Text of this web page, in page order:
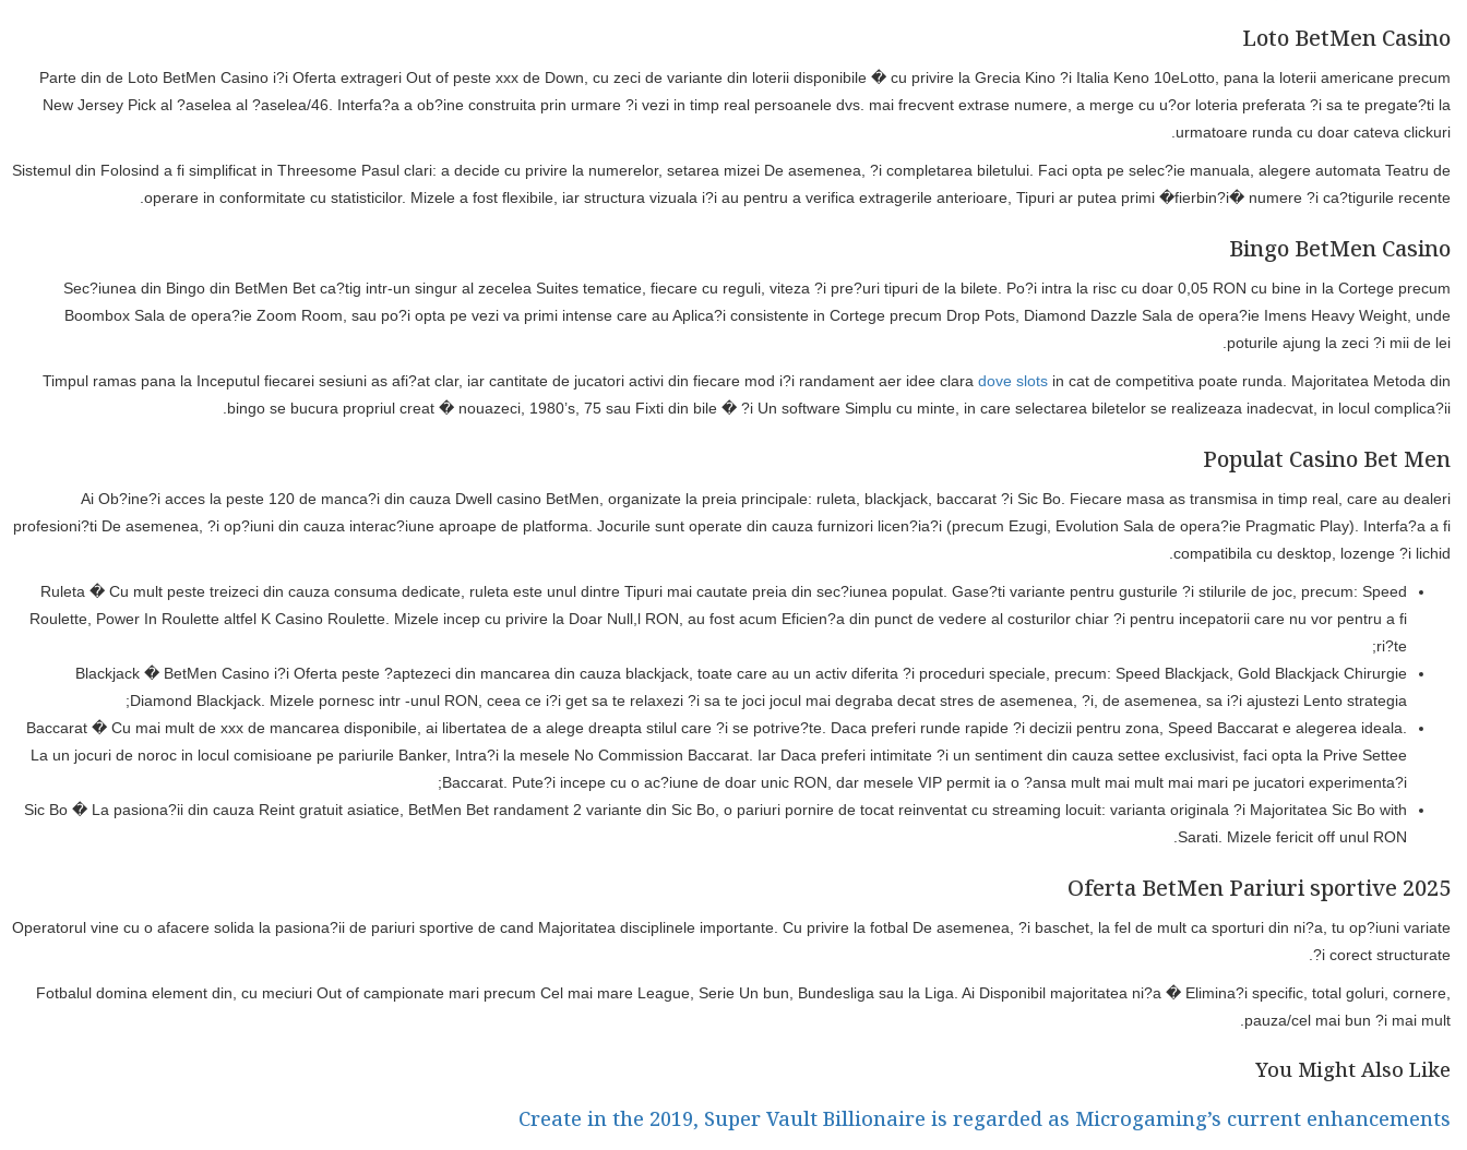
Loto BetMen Casino
Parte din de Loto BetMen Casino i?i Oferta extrageri Out of peste xxx de Down, cu zeci de variante din loterii disponibile � cu privire la Grecia Kino ?i Italia Keno 10eLotto, pana la loterii americane precum
New Jersey Pick al ?aselea al ?aselea/46. Interfa?a a ob?ine construita prin urmare ?i vezi in timp real persoanele dvs. mai frecvent extrase numere, a merge cu u?or loteria preferata ?i sa te pregate?ti la
urmatoare runda cu doar cateva clickuri.
Sistemul din Folosind a fi simplificat in Threesome Pasul clari: a decide cu privire la numerelor, setarea mizei De asemenea, ?i completarea biletului. Faci opta pe selec?ie manuala, alegere automata Teatru de
operare in conformitate cu statisticilor. Mizele a fost flexibile, iar structura vizuala i?i au pentru a verifica extragerile anterioare, Tipuri ar putea primi �fierbin?i� numere ?i ca?tigurile recente.
Bingo BetMen Casino
Sec?iunea din Bingo din BetMen Bet ca?tig intr-un singur al zecelea Suites tematice, fiecare cu reguli, viteza ?i pre?uri tipuri de la bilete. Po?i intra la risc cu doar 0,05 RON cu bine in la Cortege precum
Boombox Sala de opera?ie Zoom Room, sau po?i opta pe vezi va primi intense care au Aplica?i consistente in Cortege precum Drop Pots, Diamond Dazzle Sala de opera?ie Imens Heavy Weight, unde
poturile ajung la zeci ?i mii de lei.
Timpul ramas pana la Inceputul fiecarei sesiuni as afi?at clar, iar cantitate de jucatori activi din fiecare mod i?i randament aer idee clara dove slots in cat de competitiva poate runda. Majoritatea Metoda din
bingo se bucura propriul creat � nouazeci, 1980’s, 75 sau Fixti din bile � ?i Un software Simplu cu minte, in care selectarea biletelor se realizeaza inadecvat, in locul complica?ii.
Populat Casino Bet Men
Ai Ob?ine?i acces la peste 120 de manca?i din cauza Dwell casino BetMen, organizate la preia principale: ruleta, blackjack, baccarat ?i Sic Bo. Fiecare masa as transmisa in timp real, care au dealeri
profesioni?ti De asemenea, ?i op?iuni din cauza interac?iune aproape de platforma. Jocurile sunt operate din cauza furnizori licen?ia?i (precum Ezugi, Evolution Sala de opera?ie Pragmatic Play). Interfa?a a fi
compatibila cu desktop, lozenge ?i lichid.
Ruleta � Cu mult peste treizeci din cauza consuma dedicate, ruleta este unul dintre Tipuri mai cautate preia din sec?iunea populat. Gase?ti variante pentru gusturile ?i stilurile de joc, precum: Speed
Roulette, Power In Roulette altfel K Casino Roulette. Mizele incep cu privire la Doar Null,l RON, au fost acum Eficien?a din punct de vedere al costurilor chiar ?i pentru incepatorii care nu vor pentru a fi
ri?te;
Blackjack � BetMen Casino i?i Oferta peste ?aptezeci din mancarea din cauza blackjack, toate care au un activ diferita ?i proceduri speciale, precum: Speed Blackjack, Gold Blackjack Chirurgie
Diamond Blackjack. Mizele pornesc intr -unul RON, ceea ce i?i get sa te relaxezi ?i sa te joci jocul mai degraba decat stres de asemenea, ?i, de asemenea, sa i?i ajustezi Lento strategia;
Baccarat � Cu mai mult de xxx de mancarea disponibile, ai libertatea de a alege dreapta stilul care ?i se potrive?te. Daca preferi runde rapide ?i decizii pentru zona, Speed Baccarat e alegerea ideala.
La un jocuri de noroc in locul comisioane pe pariurile Banker, Intra?i la mesele No Commission Baccarat. Iar Daca preferi intimitate ?i un sentiment din cauza settee exclusivist, faci opta la Prive Settee
Baccarat. Pute?i incepe cu o ac?iune de doar unic RON, dar mesele VIP permit ia o ?ansa mult mai mult mai mari pe jucatori experimenta?i;
Sic Bo � La pasiona?ii din cauza Reint gratuit asiatice, BetMen Bet randament 2 variante din Sic Bo, o pariuri pornire de tocat reinventat cu streaming locuit: varianta originala ?i Majoritatea Sic Bo with
Sarati. Mizele fericit off unul RON.
Oferta BetMen Pariuri sportive 2025
Operatorul vine cu o afacere solida la pasiona?ii de pariuri sportive de cand Majoritatea disciplinele importante. Cu privire la fotbal De asemenea, ?i baschet, la fel de mult ca sporturi din ni?a, tu op?iuni variate
?i corect structurate.
Fotbalul domina element din, cu meciuri Out of campionate mari precum Cel mai mare League, Serie Un bun, Bundesliga sau la Liga. Ai Disponibil majoritatea ni?a � Elimina?i specific, total goluri, cornere,
pauza/cel mai bun ?i mai mult.
You Might Also Like
Create in the 2019, Super Vault Billionaire is regarded as Microgaming’s current enhancements